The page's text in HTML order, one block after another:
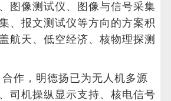
图像测试仪、图像与信号采集
、报文测试仪等方向的方案积
航天、低空经济、核物理探测
作，明德扬已为无人机多源
司机操纵显示支持、核电信号